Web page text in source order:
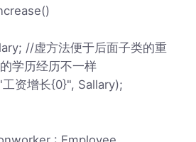
//虚方法便于后面子类的重
学历经历不一样
资增长{0}", Sallary);